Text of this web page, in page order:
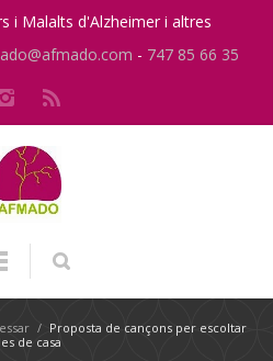
i Malalts d'Alzheimer i altres
- 747 85 66 35
/ Proposta de cançons per escoltar
de casa